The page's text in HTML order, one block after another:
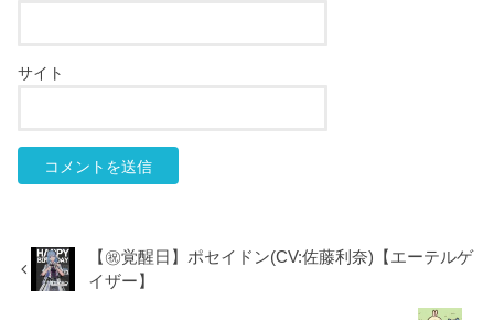
サイト
【㊗覚醒日】ポセイドン(CV:佐藤利奈)【エーテルゲ
イザー】